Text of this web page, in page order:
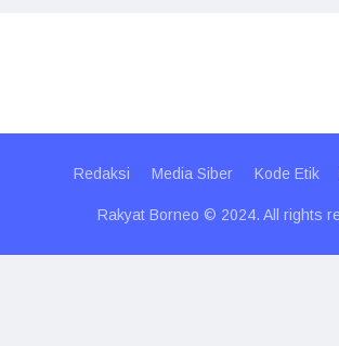
Redaksi Media Siber Kode Etik
Rakyat Borneo © 2024. All rights